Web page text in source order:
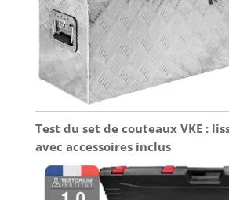
Test du set de couteaux VKE :
avec accessoires inclus